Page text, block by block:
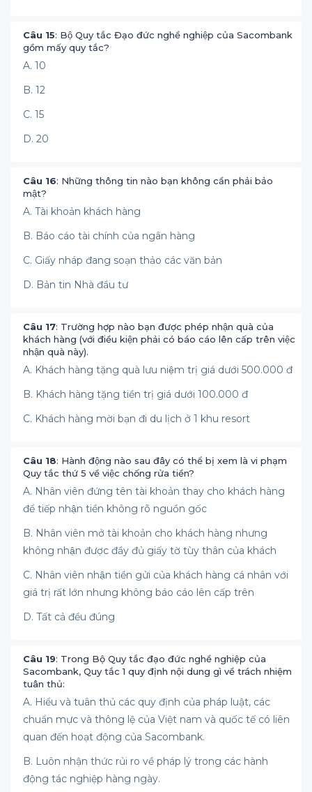
Câu 15: Bộ Quy tắc Đạo đức nghề nghiệp của Sacombank
gồm mấy quy tắc?
A. 10
B. 12
C. 15
D. 20
Câu 16: Những thông tin nào bạn không cần phải bảo
mật?
A. Tài khoản khách hàng
B. Báo cáo tài chính của ngân hàng
C. Giấy nháp đang soạn thảo các văn bản
D. Bản tin Nhà đầu tư
Câu 17: Trường hợp nào bạn được phép nhận quà của
khách hàng (với điều kiện phải có báo cáo lên cấp trên việc
nhận quà này).
A. Khách hàng tặng quà lưu niệm trị giá dưới 500.000 đ
B. Khách hàng tặng tiền trị giá dưới 100.000 đ
C. Khách hàng mời bạn đi du lịch ở 1 khu resort
Câu 18: Hành động nào sau đây có thể bị xem là vi phạm
Quy tắc thứ 5 về việc chống rửa tiền?
A. Nhân viên đứng tên tài khoản thay cho khách hàng
để tiếp nhận tiền không rõ nguồn gốc
B. Nhân viên mở tài khoản cho khách hàng nhưng
không nhận được đầy đủ giấy tờ tùy thân của khách
C. Nhân viên nhận tiền gửi của khách hàng cá nhân với
giá trị rất lớn nhưng không báo cáo lên cấp trên
D. Tất cả đều đúng
Câu 19: Trong Bộ Quy tắc đạo đức nghề nghiệp của
Sacombank, Quy tắc 1 quy định nội dung gì về trách nhiệm
tuân thủ:
A. Hiểu và tuân thủ các quy định của pháp luật, các
chuẩn mực và thông lệ của Việt nam và quốc tế có liên
quan đến hoạt động của Sacombank.
B. Luôn nhận thức rủi ro về pháp lý trong các hành
động tác nghiệp hàng ngày.